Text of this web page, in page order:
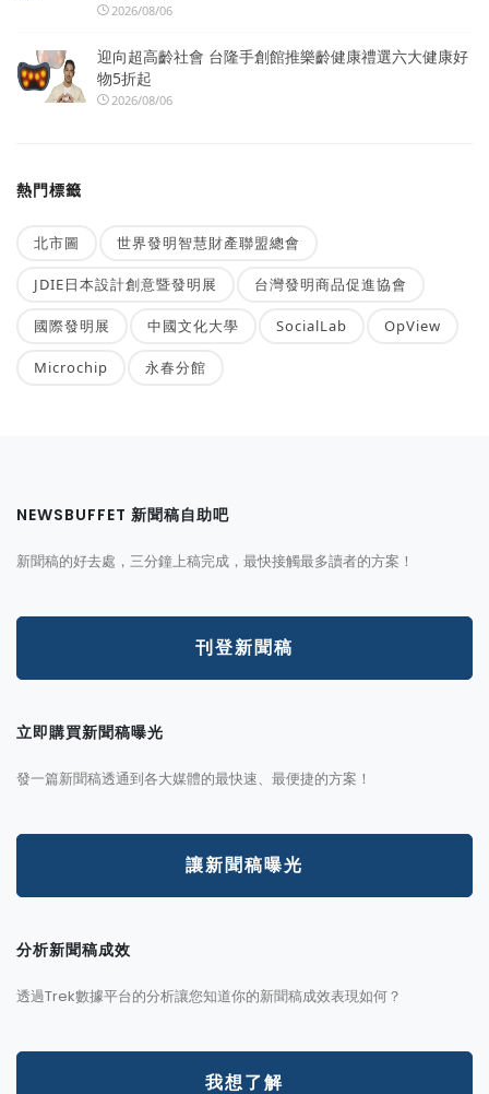
2026/08/06
迎向超高齡社會 台隆手創館推樂齡健康禮選六大健康好
物5折起
2026/08/06
熱門標籤
北市圖 世界發明智慧財產聯盟總會
JDIE日本設計創意暨發明展 台灣發明商品促進協會
國際發明展 中國文化大學 SocialLab OpView
Microchip 永春分館
NEWSBUFFET 新聞稿自助吧
新聞稿的好去處，三分鐘上稿完成，最快接觸最多讀者的方案！
刊登新聞稿
立即購買新聞稿曝光
發一篇新聞稿透通到各大媒體的最快速、最便捷的方案！
讓新聞稿曝光
分析新聞稿成效
透過Trek數據平台的分析讓您知道你的新聞稿成效表現如何？
我想了解